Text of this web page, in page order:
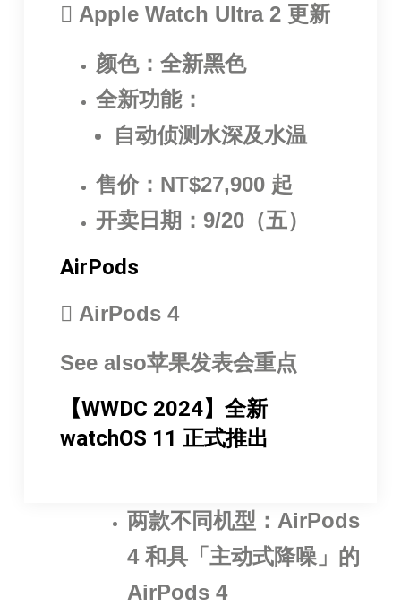
 Apple Watch Ultra 2 更新
颜色：全新黑色
全新功能：
自动侦测水深及水温
售价：NT$27,900 起
开卖日期：9/20（五）
AirPods
 AirPods 4
See also苹果发表会重点
【WWDC 2024】全新
watchOS 11 正式推出
两款不同机型：AirPods
4 和具「主动式降噪」的
AirPods 4